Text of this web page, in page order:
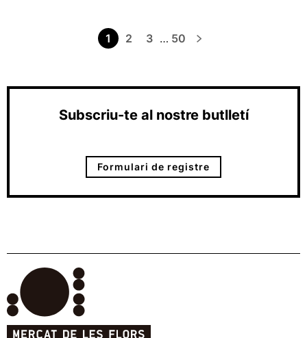
1 2 3 … 50
Subscriu-te al nostre butlletí
Formulari de registre